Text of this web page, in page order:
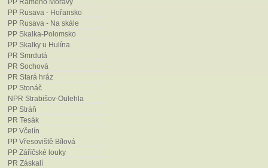
PP Rameno Moravy
PP Rusava - Hořansko
PP Rusava - Na skále
PP Skalka-Polomsko
PP Skalky u Hulína
PR Smrdutá
PR Sochová
PR Stará hráz
PP Stonáč
NPR Strabišov-Oulehla
PP Stráň
PR Tesák
PP Včelín
PP Vřesoviště Bílová
PP Záříčské louky
PR Záskalí